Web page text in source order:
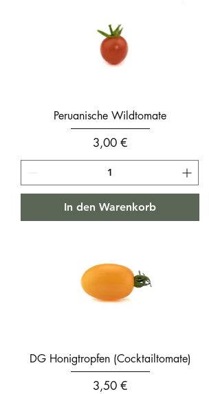
Peruanische Wildtomate
Preis
3,00 €
In den Warenkorb
DG Honigtropfen (Cocktailtomate)
Preis
3,50 €